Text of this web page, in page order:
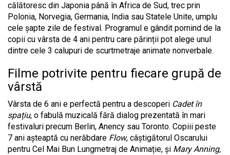
călătoresc din Japonia până în Africa de Sud, trec prin
Polonia, Norvegia, Germania, India sau Statele Unite, umplu
cele șapte zile de festival. Programul e gândit pornind de la
copii cu vârsta de 4 ani pentru care părinții pot alege unul
dintre cele 3 calupuri de scurtmetraje animate nonverbale.
Filme potrivite pentru fiecare grupă de
vârstă
Vârsta de 6 ani e perfectă pentru a descoperi Cadet în
spațiu, o fabulă muzicală fără dialog prezentată în mari
festivaluri precum Berlin, Anency sau Toronto. Copiii peste
7 ani așteaptă cu nerăbdare Flow, câștigătorul Oscarului
pentru Cel Mai Bun Lungmetraj de Animație, și Mary Anning,